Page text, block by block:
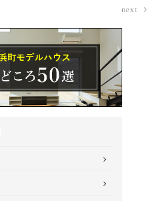
next